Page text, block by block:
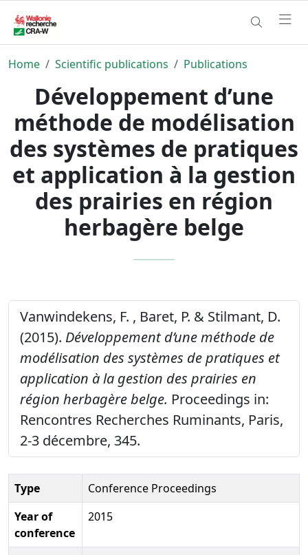
Home Scientific publications Publications
Développement d’une
méthode de modélisation
des systèmes de pratiques
et application à la gestion
des prairies en région
herbagère belge
Vanwindekens, F. , Baret, P. & Stilmant, D.
(2015). Développement d’une méthode de
modélisation des systèmes de pratiques et
application à la gestion des prairies en
région herbagère belge. Proceedings in:
Rencontres Recherches Ruminants, Paris,
2-3 décembre, 345.
Type
Conference Proceedings
Year of
conference
2015